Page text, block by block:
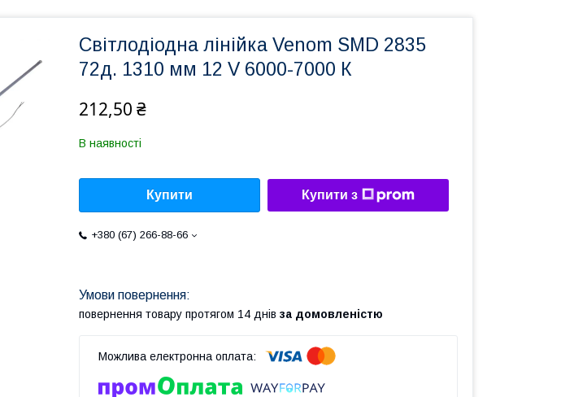
Світлодіодна лінійка Venom SMD 2835
72д. 1310 мм 12 V 6000-7000 К
212,50 ₴
В наявності
Купити Купити з
+380 (67) 266-88-66
повернення товару протягом 14 днів за домовленістю